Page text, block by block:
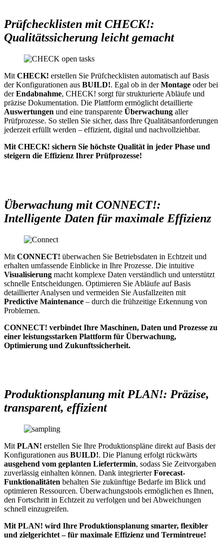
Prüfchecklisten mit CHECK!:
Qualitätssicherung leicht gemacht
Mit CHECK! erstellen Sie Prüfchecklisten automatisch auf Basis
der Konfigurationen aus BUILD!. Egal ob in derMontage oder bei
derEndabnahme, CHECK! sorgt für strukturierte Abläufe und
präzise Dokumentation. Die Plattform ermöglicht detaillierte
Auswertungen und eine transparente Überwachung aller
Prüfprozesse. So stellen Sie sicher, dass Ihre Qualitätsanforderungen
jederzeit erfüllt werden – effizient, digital und nachvollziehbar.
Mit CHECK! sichern Sie höchste Qualität in jeder Phase und
steigern die Effizienz Ihrer Prüfprozesse!
Überwachung mit CONNECT!:
Intelligente Daten für maximale Effizienz
Mit CONNECT! überwachen Sie Betriebsdaten in Echtzeit und
erhalten umfassende Einblicke in Ihre Prozesse. Die intuitive
Visualisierung macht komplexe Daten verständlich und unterstützt
schnelle Entscheidungen. Optimieren Sie Abläufe auf Basis
detaillierter Analysen und vermeiden Sie Ausfallzeiten mit
Predictive Maintenance – durch die frühzeitige Erkennung von
Problemen.
CONNECT! verbindet Ihre Maschinen, Daten und Prozesse zu
einer leistungsstarken Plattform für Überwachung,
Optimierung und Zukunftssicherheit.
Produktionsplanung mit PLAN!: Präzise,
transparent, effizient
Mit PLAN! erstellen Sie Ihre Produktionspläne direkt auf Basis der
Konfigurationen aus BUILD!. Die Planung erfolgt rückwärts
ausgehend vom geplanten Liefertermin, sodass Sie Zeitvorgaben
zuverlässig einhalten können. Dank integrierterForecast-
Funktionalitäten behalten Sie zukünftige Bedarfe im Blick und
optimieren Ressourcen. Überwachungstools ermöglichen es Ihnen,
den Fortschritt in Echtzeit zu verfolgen und bei Abweichungen
schnell einzugreifen.
Mit PLAN! wird Ihre Produktionsplanung smarter, flexibler
und zielgerichtet – für maximale Effizienz und Termintreue!